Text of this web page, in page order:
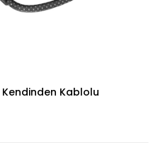
Kendinden Kablolu